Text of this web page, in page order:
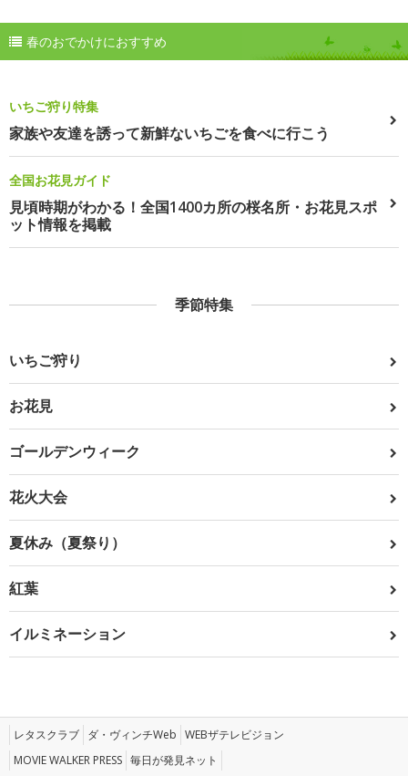
春のおでかけにおすすめ
いちご狩り特集
家族や友達を誘って新鮮ないちごを食べに行こう
全国お花見ガイド
見頃時期がわかる！全国1400カ所の桜名所・お花見スポ
ット情報を掲載
季節特集
いちご狩り
お花見
ゴールデンウィーク
花火大会
夏休み（夏祭り）
紅葉
イルミネーション
レタスクラブ ダ・ヴィンチWeb WEBザテレビジョン
MOVIE WALKER PRESS 毎日が発見ネット